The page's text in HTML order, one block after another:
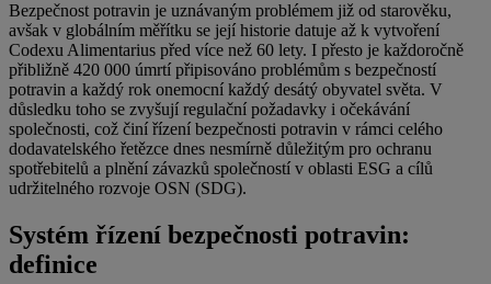
Bezpečnost potravin je uznávaným problémem již od starověku,
avšak v globálním měřítku se její historie datuje až k vytvoření
Codexu Alimentarius před více než 60 lety. I přesto je každoročně
přibližně 420 000 úmrtí připisováno problémům s bezpečností
potravin a každý rok onemocní každý desátý obyvatel světa. V
důsledku toho se zvyšují regulační požadavky i očekávání
společnosti, což činí řízení bezpečnosti potravin v rámci celého
dodavatelského řetězce dnes nesmírně důležitým pro ochranu
spotřebitelů a plnění závazků společností v oblasti ESG a cílů
udržitelného rozvoje OSN (SDG).
Systém řízení bezpečnosti potravin:
definice